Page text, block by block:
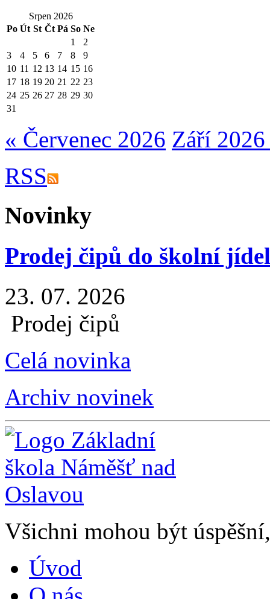
Srpen 2026
Po Út St Čt Pá So Ne
1
2
3
4 5 6 7 8
9
10 11 12 13 14 15 16
17 18 19 20 21 22 23
24 25 26 27 28 29 30
31
« Červenec 2026 Září
RSS
Novinky
Prodej čipů do školní
23. 07. 2026
Prodej čipů
Celá novinka
Archiv novinek
Všichni mohou být
Úvod